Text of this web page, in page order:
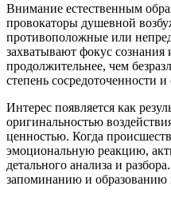
Внимание естественным
провокаторы душевной
противоположные или
захватывают фокус
продолжительнее, чем
степень сосредоточенности
Интерес появляется как
оригинальностью
ценностью. Когда
эмоциональную реакцию,
детального анализа и
запоминанию и